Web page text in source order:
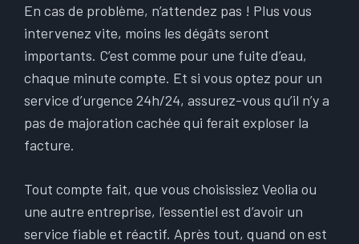
En cas de problème, n’attendez pas ! Plus vous
intervenez vite, moins les dégâts seront
importants. C’est comme pour une fuite d’eau,
chaque minute compte. Et si vous optez pour un
service d’urgence 24h/24, assurez-vous qu’il n’y a
pas de majoration cachée qui ferait exploser la
facture.
Tout compte fait, que vous choisissiez Veolia ou
une autre entreprise, l’essentiel est d’avoir un
service fiable et réactif. Après tout, quand on est